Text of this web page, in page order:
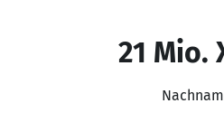
21 Mio.